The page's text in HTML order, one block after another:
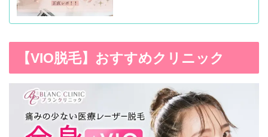
【VIO脱毛】おすすめクリニック